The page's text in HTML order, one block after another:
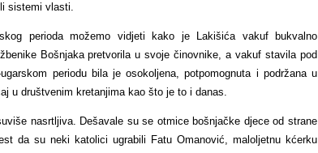
sistemi vlasti.
perioda možemo vidjeti kako je Lakišića vakuf bukvalno
Bošnjaka pretvorila u svoje činovnike, a vakuf stavila pod
periodu bila je osokoljena, potpomognuta i podržana u
u društvenim kretanjima kao što je to i danas.
nasrtljiva. Dešavale su se otmice bošnjačke djece od strane
da su neki katolici ugrabili Fatu Omanović, maloljetnu kćerku